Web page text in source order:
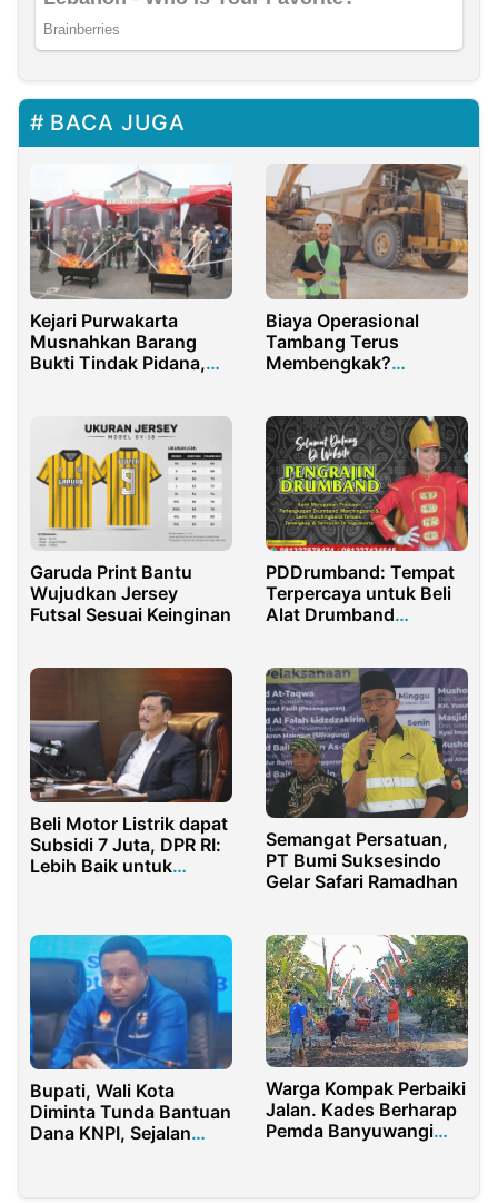
BACA JUGA
Kejari Purwakarta
Musnahkan Barang
Bukti Tindak Pidana,
Dampaknya Bagi
Keamanan Wilayah?
Biaya Operasional
Tambang Terus
Membengkak?
Garuda Print Bantu
Wujudkan Jersey
Futsal Sesuai Keinginan
PDDrumband: Tempat
Terpercaya untuk Beli
Alat Drumband
Beli Motor Listrik dapat
Subsidi 7 Juta, DPR RI:
Lebih Baik untuk
Semangat Persatuan,
PT Bumi Suksesindo
Gelar Safari Ramadhan
Bupati, Wali Kota
Diminta Tunda Bantuan
Dana KNPI, Sejalan
Warga Kompak Perbaiki
Jalan. Kades Berharap
Pemda Banyuwangi